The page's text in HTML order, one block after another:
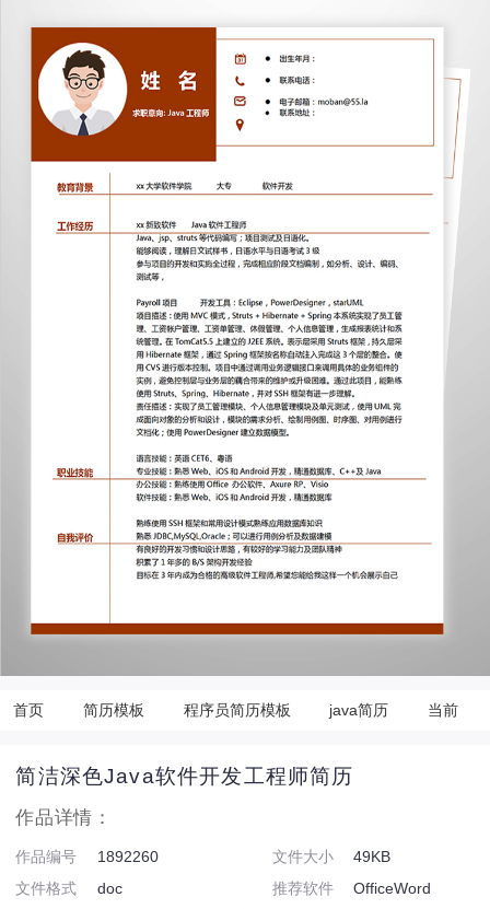
首页 简历模板 程序员简历模板 java简历 当前
简洁深色Java软件开发工程师简历
作品详情：
作品编号 1892260 文件大小
49KB
文件格式
doc 推荐软件
OfficeWord